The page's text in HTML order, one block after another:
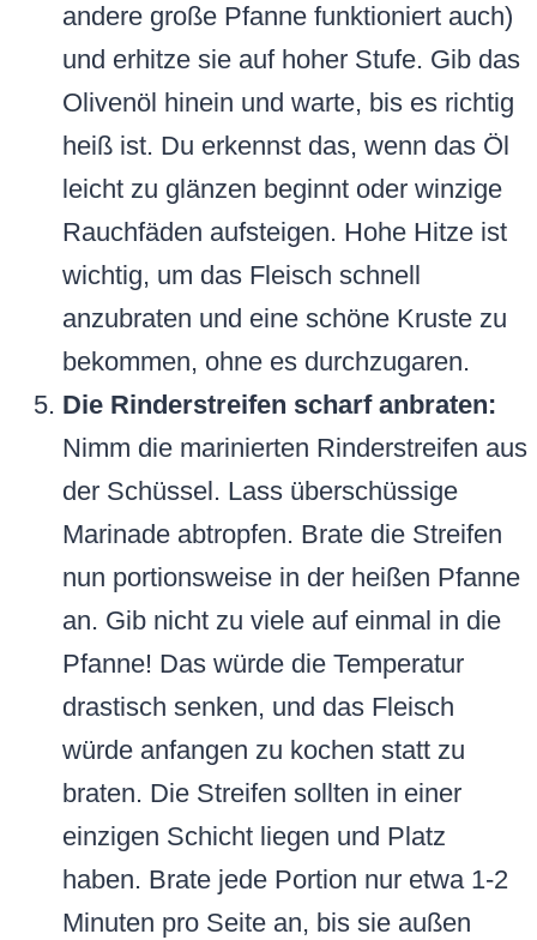
andere große Pfanne funktioniert auch)
und erhitze sie auf hoher Stufe. Gib das
Olivenöl hinein und warte, bis es richtig
heiß ist. Du erkennst das, wenn das Öl
leicht zu glänzen beginnt oder winzige
Rauchfäden aufsteigen. Hohe Hitze ist
wichtig, um das Fleisch schnell
anzubraten und eine schöne Kruste zu
bekommen, ohne es durchzugaren.
Die Rinderstreifen scharf anbraten:
Nimm die marinierten Rinderstreifen aus
der Schüssel. Lass überschüssige
Marinade abtropfen. Brate die Streifen
nun portionsweise in der heißen Pfanne
an. Gib nicht zu viele auf einmal in die
Pfanne! Das würde die Temperatur
drastisch senken, und das Fleisch
würde anfangen zu kochen statt zu
braten. Die Streifen sollten in einer
einzigen Schicht liegen und Platz
haben. Brate jede Portion nur etwa 1-2
Minuten pro Seite an, bis sie außen